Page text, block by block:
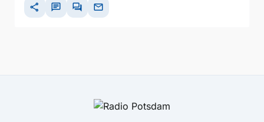
share chat forum mail